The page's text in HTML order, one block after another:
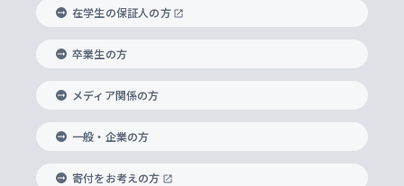
外国語学部
総合グローバル学部
国際教養学部
理工学部
思考と表現
データサイエンス
上智大学で学ぶ
海外で学ぶ
大学院
神学研究科
実践宗教学研究科
助産学専攻科
生涯学習
グローバル・コンサーン研究所
比較文化研究所
ヨーロッパ研究所
アジア文化研究所
重点領域研究・自由課題研究
研究活動に関する法令・研究費の使用について
心身の健康相談
ハラスメント防止の取り組み
障がいのある学生への支援
キャリア形成サポート
キャリア形成支援プログラム
就職（内定先）・進路統計
住まいのサポート
研究生・外国人特別研究生・国費留学生
交換留学生(海外大学から上智大学で学ぶ)
ノンディグリー生
Sophia Short-term Program受講生
上智大学の理念
上智大学の沿革
ソフィア・アーカイブズ
上智大学とカトリック
グローバルエンゲージメント
上智大学を訪れた世界の知性
国連Weeks・アフリカWeeks
上智大学公式ソーシャルメディア
学校法人上智学院について
数字で見る上智大学
在学生の保証人の方
卒業生の方
メディア関係の方
一般・企業の方
寄付をお考えの方